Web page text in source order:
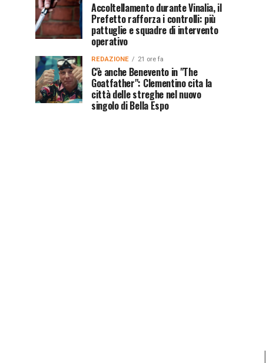
Accoltellamento durante Vinalia, il
Prefetto rafforza i controlli: più
pattuglie e squadre di intervento
operativo
REDAZIONE 21 ore fa
C'è anche Benevento in "The
Goatfather": Clementino cita la
città delle streghe nel nuovo
singolo di Bella Espo